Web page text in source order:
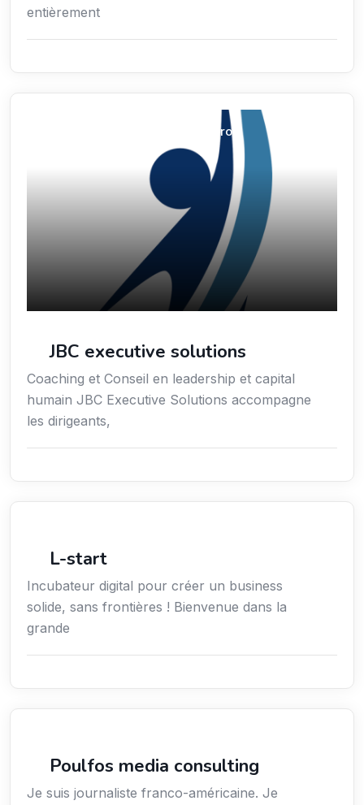
entièrement
Économie / Emploi/ Gestion / Droit
JBC executive solutions
Coaching et Conseil en leadership et capital
humain JBC Executive Solutions accompagne
les dirigeants,
L-start
Incubateur digital pour créer un business
solide, sans frontières ! Bienvenue dans la
grande
Poulfos media consulting
Je suis journaliste franco-américaine. Je